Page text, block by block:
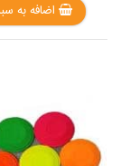
اضافه به